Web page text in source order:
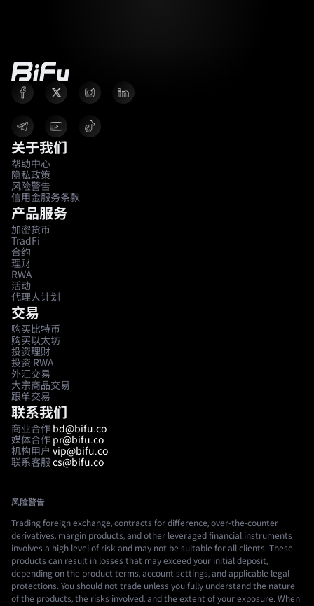
关于我们
帮助中心
隐私政策
风险警告
信用金服务条款
产品服务
加密货币
TradFi
合约
理财
RWA
活动
代理人计划
交易
购买比特币
购买以太坊
投资理财
投资 RWA
外汇交易
大宗商品交易
跟单交易
联系我们
商业合作 bd@bifu.co
媒体合作 pr@bifu.co
机构用户 vip@bifu.co
联系客服 cs@bifu.co
风险警告
Trading foreign exchange, contracts for difference, over-the-counter
derivatives, margin products, and other leveraged financial instruments
involves a high level of risk and may not be suitable for all clients. These
products can result in losses that may exceed your initial deposit,
depending on the product terms, account settings, and applicable legal
protections. You should not trade unless you fully understand the nature
of the products, the risks involved, and the extent of your exposure. When